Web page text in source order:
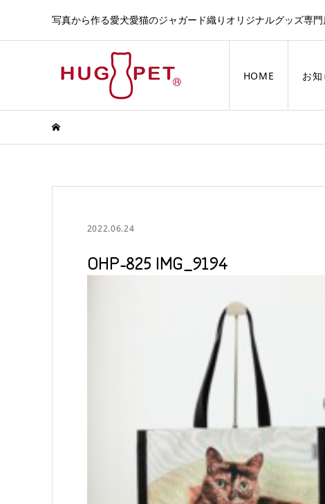
写真から作る愛犬愛猫のジャガード織りオリジナルグッズ専門
HOME お
2022.06.24
OHP-825 IMG_9194